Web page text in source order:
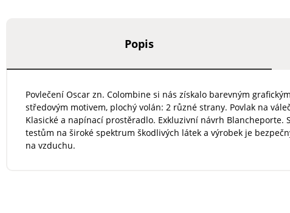
Popis
Povlečení Oscar zn. Colombine si nás získalo barevným
středovým motivem, plochý volán: 2 různé strany. Povlak na
Klasické a napínací prostěradlo. Exkluzivní návrh Blancheporte.
testům na široké spektrum škodlivých látek a výrobek je
na vzduchu.